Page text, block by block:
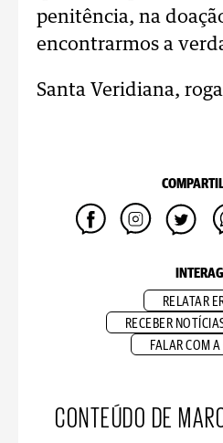
penitência, na
encontrarmos a
Santa Veridiana,
RELATAR
RECEBER
FALAR COM
CONTEÚDO DE